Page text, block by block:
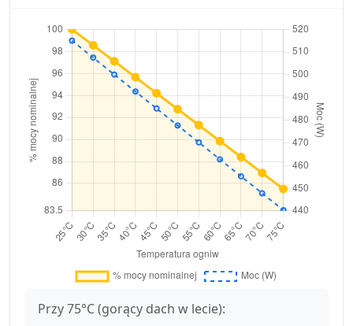
Przy 75°C (gorący dach w lecie):